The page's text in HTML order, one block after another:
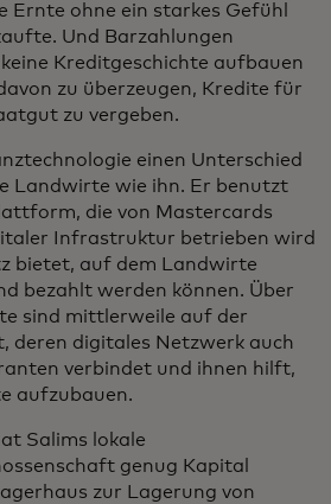
Ernte ohne ein starkes Gefühl
Und Barzahlungen
Kreditgeschichte aufbauen
zu überzeugen, Kredite für
zu vergeben.
einen Unterschied
Landwirte wie ihn. Er benutzt
die von Mastercards
Infrastruktur betrieben wird
bietet, auf dem Landwirte
bezahlt werden können. Über
sind mittlerweile auf der
deren digitales Netzwerk auch
verbindet und ihnen hilft,
aufzubauen.
Salims lokale
genug Kapital
zur Lagerung von